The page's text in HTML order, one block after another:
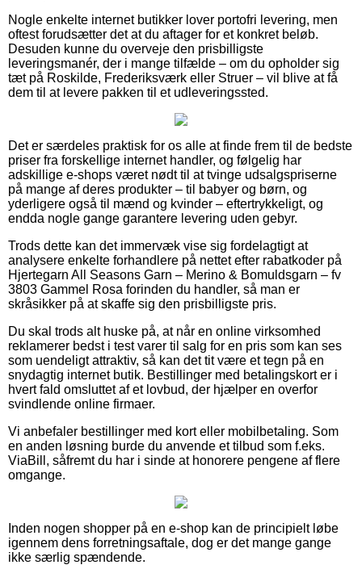
Nogle enkelte internet butikker lover portofri levering, men
oftest forudsætter det at du aftager for et konkret beløb.
Desuden kunne du overveje den prisbilligste
leveringsmanér, der i mange tilfælde – om du opholder sig
tæt på Roskilde, Frederiksværk eller Struer – vil blive at få
dem til at levere pakken til et udleveringssted.
Det er særdeles praktisk for os alle at finde frem til de bedste
priser fra forskellige internet handler, og følgelig har
adskillige e-shops været nødt til at tvinge udsalgspriserne
på mange af deres produkter – til babyer og børn, og
yderligere også til mænd og kvinder – eftertrykkeligt, og
endda nogle gange garantere levering uden gebyr.
Trods dette kan det immervæk vise sig fordelagtigt at
analysere enkelte forhandlere på nettet efter rabatkoder på
Hjertegarn All Seasons Garn – Merino & Bomuldsgarn – fv
3803 Gammel Rosa forinden du handler, så man er
skråsikker på at skaffe sig den prisbilligste pris.
Du skal trods alt huske på, at når en online virksomhed
reklamerer bedst i test varer til salg for en pris som kan ses
som uendeligt attraktiv, så kan det tit være et tegn på en
snydagtig internet butik. Bestillinger med betalingskort er i
hvert fald omsluttet af et lovbud, der hjælper en overfor
svindlende online firmaer.
Vi anbefaler bestillinger med kort eller mobilbetaling. Som
en anden løsning burde du anvende et tilbud som f.eks.
ViaBill, såfremt du har i sinde at honorere pengene af flere
omgange.
Inden nogen shopper på en e-shop kan de principielt løbe
igennem dens forretningsaftale, dog er det mange gange
ikke særlig spændende.